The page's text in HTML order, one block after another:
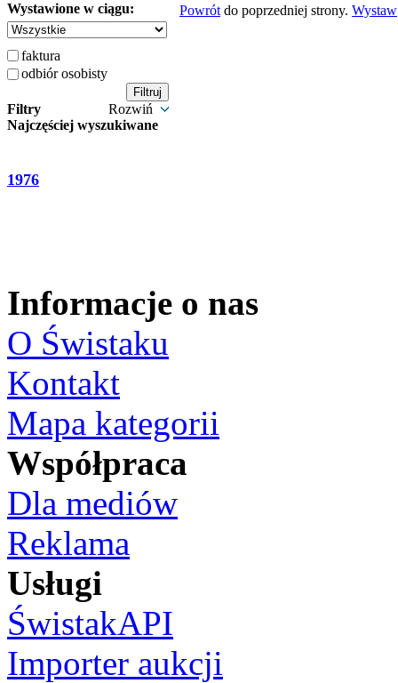
Wystawione w ciągu:
faktura
odbiór osobisty
Filtry
Rozwiń
Najczęściej wyszukiwane
1976
Powrót do poprzedniej strony. Wystaw
Informacje o nas
O Świstaku
Kontakt
Mapa kategorii
Współpraca
Dla mediów
Reklama
Usługi
ŚwistakAPI
Importer aukcji